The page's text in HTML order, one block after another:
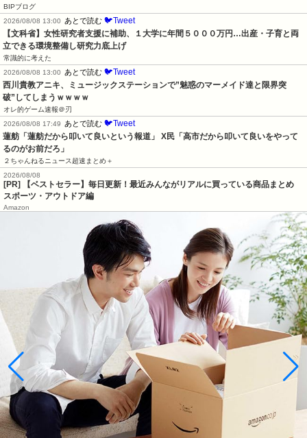
BIPブログ
2026/08/08 13:00
あとで読む 🐦Tweet
【文科省】女性研究者支援に補助、１大学に年間５０００万円…出産・子育と両
立できる環境整備し研究力底上げ
常識的に考えた
2026/08/08 13:00
あとで読む 🐦Tweet
西川貴教アニキ、ミュージックステーションで”魅惑のマーメイド達と限界突
破”してしまうｗｗｗｗ
オレ的ゲーム速報＠刃
2026/08/08 17:49
あとで読む 🐦Tweet
蓮舫「蓮舫だから叩いて良いという報道」 X民「高市だから叩いて良いをやって
るのがお前だろ」
２ちゃんねるニュース超速まとめ＋
2026/08/08
[PR] 【ベストセラー】毎日更新！最近みんながリアルに買っている商品まとめ
スポーツ・アウトドア編
Amazon